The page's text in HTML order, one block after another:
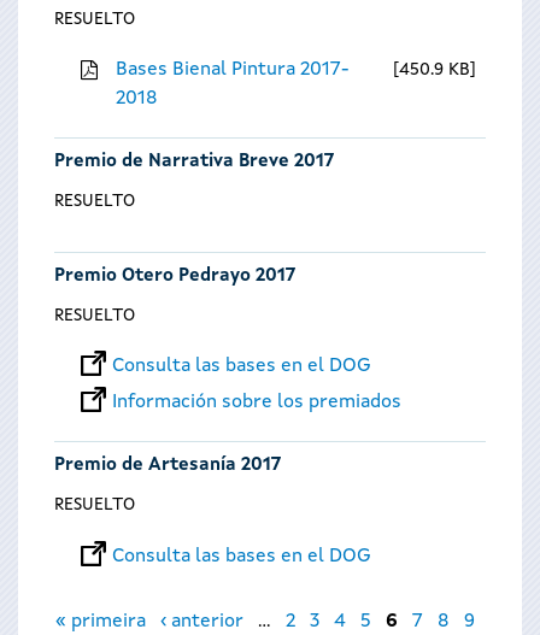
RESUELTO
Bases Bienal Pintura 2017-
2018
450.9 KB
Premio de Narrativa Breve 2017
RESUELTO
Premio Otero Pedrayo 2017
RESUELTO
Consulta las bases en el DOG
Información sobre los premiados
Premio de Artesanía 2017
RESUELTO
Consulta las bases en el DOG
Páginas
« primeira ‹ anterior … 2 3 4 5 6 7 8
9